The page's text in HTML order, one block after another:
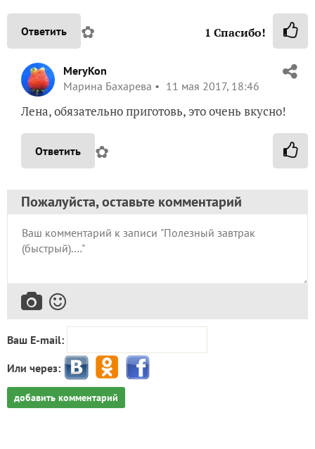
Ответить ✿ 1 Спасибо!
MeryKon
Марина Бахарева
11 мая 2017, 18:46
Лена, обязательно приготовь, это очень вкусно!
Ответить ✿
Пожалуйста, оставьте комментарий
Ваш E-mail:
Или через:
добавить комментарий